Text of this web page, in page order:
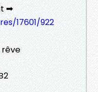
➡
17601/922